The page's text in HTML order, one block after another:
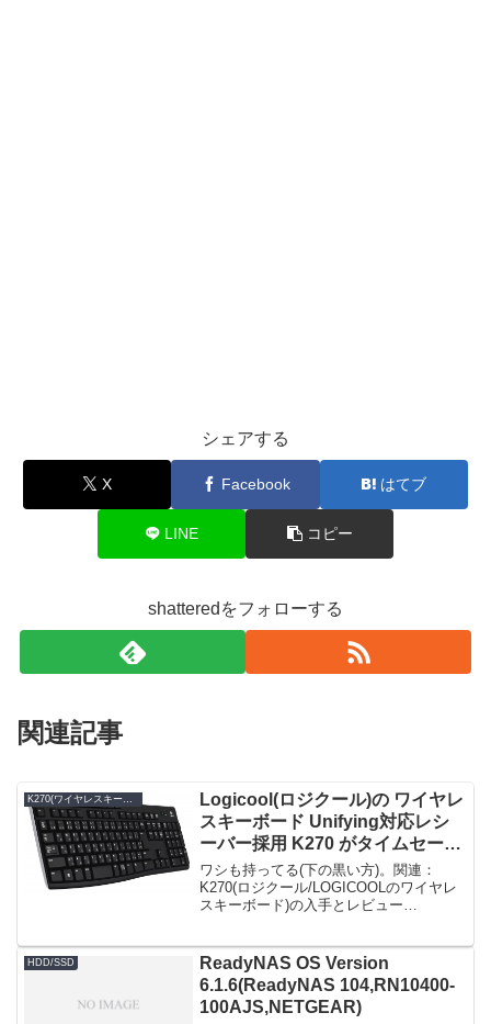
シェアする
X Facebook はてブ
LINE コピー
shatteredをフォローする
関連記事
Logicool(ロジクール)の ワイヤレ
スキーボード Unifying対応レシ
ーバー採用 K270 がタイムセール
で1,540円！
ワシも持ってる(下の黒い方)。関連：
K270(ロジクール/LOGICOOLのワイヤレ
スキーボード)の入手とレビュー
は200台。急グェ！LOGICOOL...
HDD/SSD
ReadyNAS OS Version
6.1.6(ReadyNAS 104,RN10400-
100AJS,NETGEAR)